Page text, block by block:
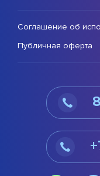
Соглашение об
Публичная оферта